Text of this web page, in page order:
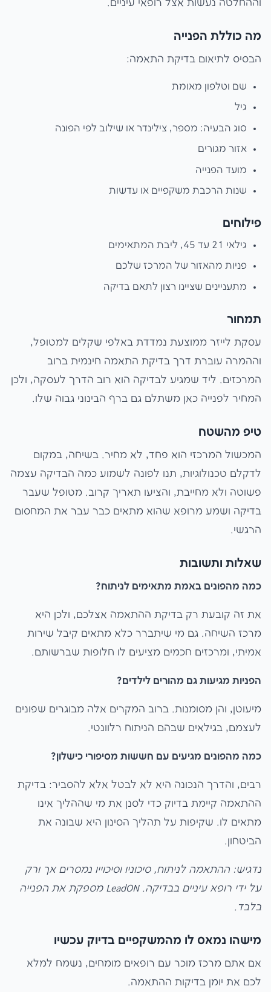
וההחלטה נעשות אצל רופאי עיניים.
מה כוללת הפנייה
הבסיס לתיאום בדיקת התאמה:
שם וטלפון מאומת
גיל
סוג הבעיה: מספר, צילינדר או שילוב לפי הפונה
אזור מגורים
מועד הפנייה
שנות הרכבת משקפיים או עדשות
פילוחים
גילאי 21 עד 45, ליבת המתאימים
פניות מהאזור של המרכז שלכם
מתעניינים שציינו רצון לתאם בדיקה
תמחור
עסקת לייזר ממוצעת נמדדת באלפי שקלים למטופל,
וההמרה עוברת דרך בדיקת התאמה חינמית ברוב
המרכזים. ליד שמגיע לבדיקה הוא רוב הדרך לעסקה, ולכן
המחיר לפנייה כאן משתלם גם ברף הבינוני גבוה שלו.
טיפ מהשטח
המכשול המרכזי הוא פחד, לא מחיר. בשיחה, במקום
לדקלם טכנולוגיות, תנו לפונה לשמוע כמה הבדיקה עצמה
פשוטה ולא מחייבת, והציעו תאריך קרוב. מטופל שעבר
בדיקה ושמע מרופא שהוא מתאים כבר עבר את המחסום
הרגשי.
שאלות ותשובות
כמה מהפונים באמת מתאימים לניתוח?
את זה קובעת רק בדיקת ההתאמה אצלכם, ולכן היא
מרכז השיחה. גם מי שיתברר כלא מתאים קיבל שירות
אמיתי, ומרכזים חכמים מציעים לו חלופות שברשותם.
הפניות מגיעות גם מהורים לילדים?
מיעוטן, והן מסומנות. ברוב המקרים אלה מבוגרים שפונים
לעצמם, בגילאים שבהם הניתוח רלוונטי.
כמה מהפונים מגיעים עם חששות מסיפורי כישלון?
רבים, והדרך הנכונה היא לא לבטל אלא להסביר: בדיקת
ההתאמה קיימת בדיוק כדי לסנן את מי שההליך אינו
מתאים לו. שקיפות על תהליך הסינון היא שבונה את
הביטחון.
נדגיש: ההתאמה לניתוח, סיכוניו וסיכוייו נמסרים אך ורק
על ידי רופא עיניים בבדיקה. LeadON מספקת את הפנייה
בלבד.
מישהו נמאס לו מהמשקפיים בדיוק עכשיו
אם אתם מרכז מוכר עם רופאים מומחים, נשמח למלא
לכם את יומן בדיקות ההתאמה.